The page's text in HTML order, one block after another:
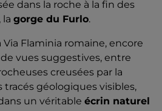
dans la roche à la fin des
la gorge du Furlo.
Flaminia romaine, encore
vues suggestives, entre
creusées par la
tracés géologiques visibles,
un véritable écrin naturel